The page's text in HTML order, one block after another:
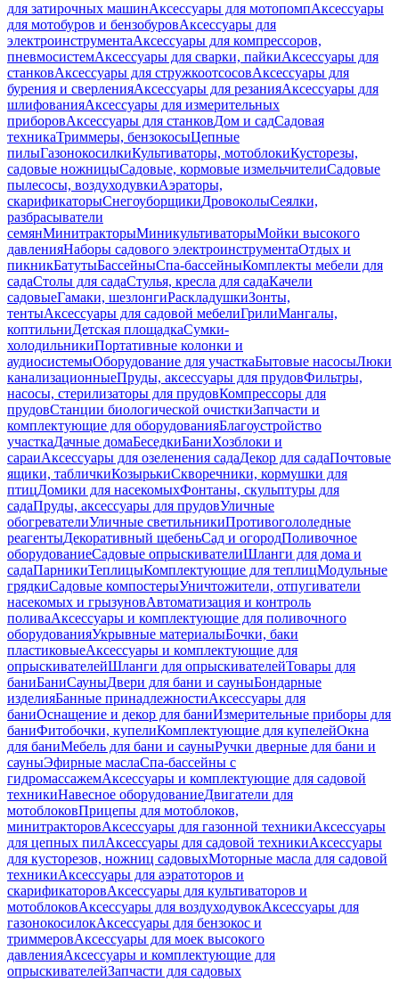
для затирочных машинАксессуары для мотопомпАксессуары
для мотобуров и бензобуровАксессуары для
электроинструментаАксессуары для компрессоров,
пневмосистемАксессуары для сварки, пайкиАксессуары для
станковАксессуары для стружкоотсосовАксессуары для
бурения и сверленияАксессуары для резанияАксессуары для
шлифованияАксессуары для измерительных
приборовАксессуары для станковДом и садСадовая
техникаТриммеры, бензокосыЦепные
пилыГазонокосилкиКультиваторы, мотоблокиКусторезы,
садовые ножницыСадовые, кормовые измельчителиСадовые
пылесосы, воздуходувкиАэраторы,
скарификаторыСнегоуборщикиДровоколыСеялки,
разбрасыватели
семянМинитракторыМиникультиваторыМойки высокого
давленияНаборы садового электроинструментаОтдых и
пикникБатутыБассейныСпа-бассейныКомплекты мебели для
садаСтолы для садаСтулья, кресла для садаКачели
садовыеГамаки, шезлонгиРаскладушкиЗонты,
тентыАксессуары для садовой мебелиГрилиМангалы,
коптильниДетская площадкаСумки-
холодильникиПортативные колонки и
аудиосистемыОборудование для участкаБытовые насосыЛюки
канализационныеПруды, аксессуары для прудовФильтры,
насосы, стерилизаторы для прудовКомпрессоры для
прудовСтанции биологической очисткиЗапчасти и
комплектующие для оборудованияБлагоустройство
участкаДачные домаБеседкиБаниХозблоки и
сараиАксессуары для озеленения садаДекор для садаПочтовые
ящики, табличкиКозырькиСкворечники, кормушки для
птицДомики для насекомыхФонтаны, скульптуры для
садаПруды, аксессуары для прудовУличные
обогревателиУличные светильникиПротивогололедные
реагентыДекоративный щебеньСад и огородПоливочное
оборудованиеСадовые опрыскивателиШланги для дома и
садаПарникиТеплицыКомплектующие для теплицМодульные
грядкиСадовые компостерыУничтожители, отпугиватели
насекомых и грызуновАвтоматизация и контроль
поливаАксессуары и комплектующие для поливочного
оборудованияУкрывные материалыБочки, баки
пластиковыеАксессуары и комплектующие для
опрыскивателейШланги для опрыскивателейТовары для
баниБаниСауныДвери для бани и сауныБондарные
изделияБанные принадлежностиАксессуары для
баниОснащение и декор для баниИзмерительные приборы для
баниФитобочки, купелиКомплектующие для купелейОкна
для баниМебель для бани и сауныРучки дверные для бани и
сауныЭфирные маслаСпа-бассейны с
гидромассажемАксессуары и комплектующие для садовой
техникиНавесное оборудованиеДвигатели для
мотоблоковПрицепы для мотоблоков,
минитракторовАксессуары для газонной техникиАксессуары
для цепных пилАксессуары для садовой техникиАксессуары
для кусторезов, ножниц садовыхМоторные масла для садовой
техникиАксессуары для аэратоторов и
скарификаторовАксессуары для культиваторов и
мотоблоковАксессуары для воздуходувокАксессуары для
газонокосилокАксессуары для бензокос и
триммеровАксессуары для моек высокого
давленияАксессуары и комплектующие для
опрыскивателейЗапчасти для садовых